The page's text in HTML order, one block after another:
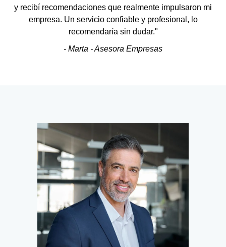
Aquí tienes todo lo que